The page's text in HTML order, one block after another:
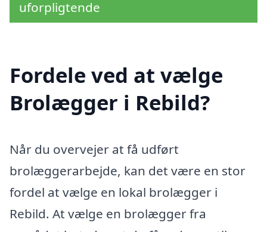
uforpligtende
Fordele ved at vælge
Brolægger i Rebild?
Når du overvejer at få udført
brolæggerarbejde, kan det være en stor
fordel at vælge en lokal brolægger i
Rebild. At vælge en brolægger fra